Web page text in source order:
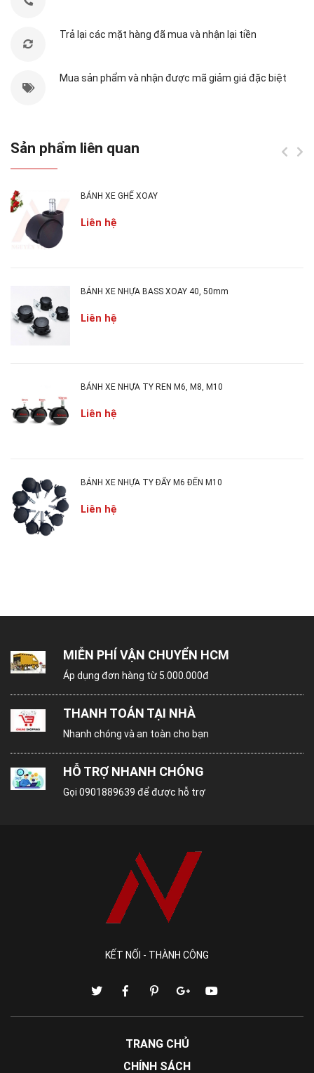
Mã Sản Phẩm:
Chất Liệu: Bánh xe nhựa+ liên kết bằng thép
bánh 40-50mm và phần liên kết
Set:1-500 bánh.
Giá bán:
lượng lớn và cực lớn ngoài bản giá bán công bố,
vì vậy hãy liên hệ Hotline chúng tôi sẽ không làm
bạn thất vọng.
2. CÔNG DỤNG BÁNH XE NHỰA:
Bánh xe nhựa được sử dụng đa số cho các sản
phẩm nội thất rời như bàn, ghế, tủ, máy quạt gió...
nhằm mục đích di chuyển trong nhà dễ dàng.
Mặt khác bánh xe còn có khóa hãm khi cần
thiết để tránh tự di chuyển ngoài ý muốn, hoặc sử
dụng tại những nơi có độ dốc cao.
Trả lại các mặt hàng đã mua và nhận lại tiền
Mua sản phẩm và nhận được mã giảm giá đặc biệt
Sản phẩm liên quan
BÁNH XE GHẾ XOAY
Liên hệ
BÁNH XE NHỰA BASS XOAY 40, 50mm
Liên hệ
BÁNH XE NHỰA TY REN M6, M8, M10
Liên hệ
BÁNH XE NHỰA TY ĐẨY M6 ĐẾN M10
Liên hệ
MIỄN PHÍ VẬN CHUYỂN HCM
Áp dụng đơn hàng từ 5.000.000đ
THANH TOÁN TẠI NHÀ
Nhanh chóng và an toàn cho bạn
HỖ TRỢ NHANH CHÓNG
Gọi 0901889639 để được hỗ trợ
KẾT NỐI - THÀNH CÔNG
TRANG CHỦ
CHÍNH SÁCH